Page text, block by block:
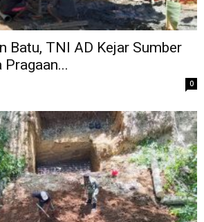
Batu, TNI AD Kejar Sumber
0